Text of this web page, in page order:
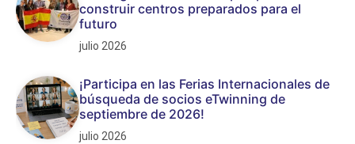
construir centros preparados para el
futuro
julio 2026
¡Participa en las Ferias Internacionales de
búsqueda de socios eTwinning de
septiembre de 2026!
julio 2026